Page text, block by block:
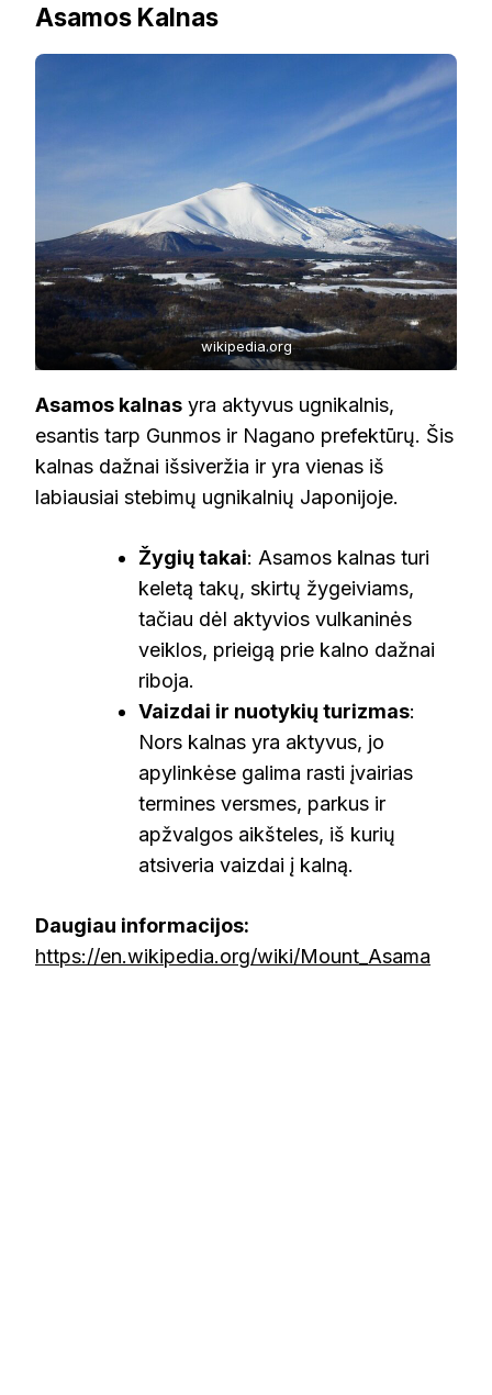
Asamos Kalnas
wikipedia.org
Asamos kalnas yra aktyvus ugnikalnis,
esantis tarp Gunmos ir Nagano prefektūrų. Šis
kalnas dažnai išsiveržia ir yra vienas iš
labiausiai stebimų ugnikalnių Japonijoje.
Žygių takai: Asamos kalnas turi
keletą takų, skirtų žygeiviams,
tačiau dėl aktyvios vulkaninės
veiklos, prieigą prie kalno dažnai
riboja.
Vaizdai ir nuotykių turizmas:
Nors kalnas yra aktyvus, jo
apylinkėse galima rasti įvairias
termines versmes, parkus ir
apžvalgos aikšteles, iš kurių
atsiveria vaizdai į kalną.
Daugiau informacijos:
https://en.wikipedia.org/wiki/Mount_Asama